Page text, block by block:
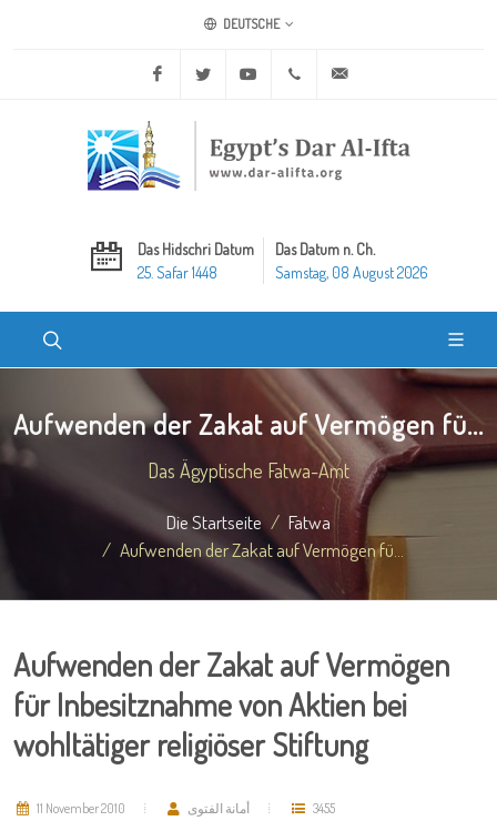
DEUTSCHE
Facebook Twitter Youtube +20 2 25970400
Das Hidschri Datum
25. Safar 1448
Das Datum n. Ch.
Samstag, 08 August 2026
Aufwenden der Zakat auf Vermögen fü...
Das Ägyptische Fatwa-Amt
Die Startseite
Fatwa
Aufwenden der Zakat auf Vermögen fü...
Aufwenden der Zakat auf Vermögen
für Inbesitznahme von Aktien bei
wohltätiger religiöser Stiftung
11 November 2010 أمانة الفتوى 3455